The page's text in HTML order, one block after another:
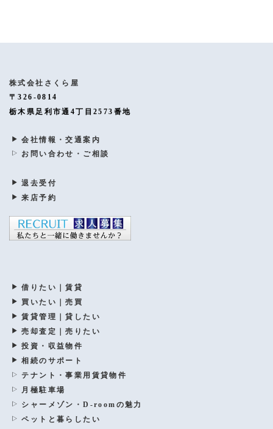
株式会社さくら屋
〒326-0814
栃木県足利市通4丁目2573番地
会社情報・交通案内
お問い合わせ・ご相談
退去受付
来店予約
借りたい｜賃貸
買いたい｜売買
賃貸管理｜貸したい
売却査定｜売りたい
投資・収益物件
相続のサポート
テナント・事業用賃貸物件
月極駐車場
シャーメゾン・D-roomの魅力
ペットと暮らしたい